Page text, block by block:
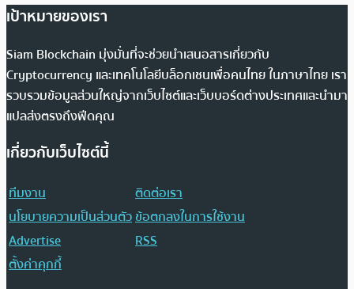
เป้าหมายของเรา
Siam Blockchain มุ่งมั่นที่จะช่วยนำเสนอสารเกี่ยวกับ
Cryptocurrency และเทคโนโลยีบล็อกเชนเพื่อคนไทย ในภาษาไทย เรา
รวบรวมข้อมูลส่วนใหญ่จากเว็บไซต์และเว็บบอร์ดต่างประเทศและนำมา
แปลส่งตรงถึงฟีดคุณ
เกี่ยวกับเว็บไซต์นี้
ทีมงาน
ติดต่อเรา
นโยบายความเป็นส่วนตัวข้อตกลงในการใช้งาน
Advertise
RSS
ตั้งค่าคุกกี้